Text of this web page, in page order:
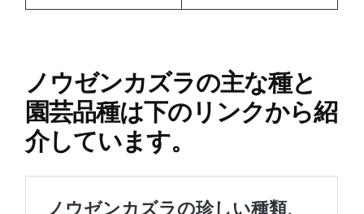
ノウゼンカズラの主な種と
園芸品種は下のリンクから紹
介しています。